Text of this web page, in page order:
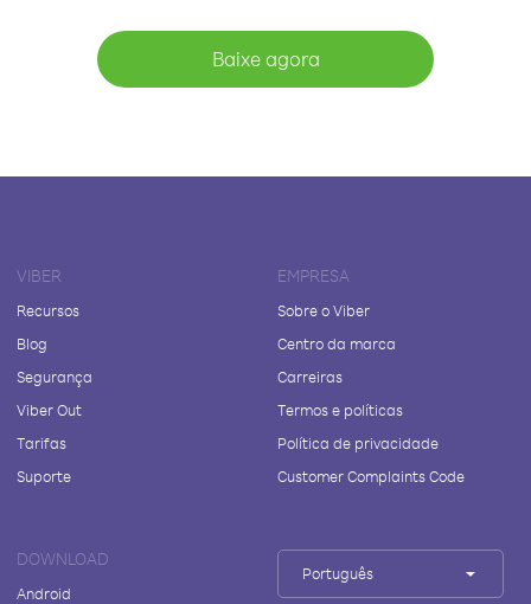
Baixe agora
VIBER
Recursos
Blog
Segurança
Viber Out
Tarifas
Suporte
EMPRESA
Sobre o Viber
Centro da marca
Carreiras
Termos e políticas
Política de privacidade
Customer Complaints Code
DOWNLOAD
Android
Português